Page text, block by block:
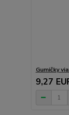
Gumičky
9,27